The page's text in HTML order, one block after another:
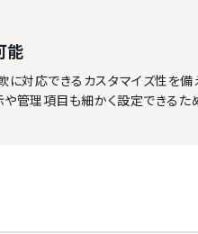
能
対応できるカスタマイズ性を備
管理項目も細かく設定できるた